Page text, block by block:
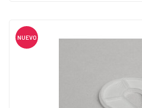
NUEVO